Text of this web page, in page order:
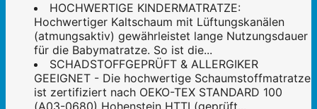
HOCHWERTIGE KINDERMATRATZE:
Hochwertiger Kaltschaum mit Lüftungskanälen
(atmungsaktiv) gewährleistet lange Nutzungsdauer
für die Babymatratze. So ist die...
SCHADSTOFFGEPRÜFT & ALLERGIKER
GEEIGNET - Die hochwertige Schaumstoffmatratze
ist zertifiziert nach OEKO-TEX STANDARD 100